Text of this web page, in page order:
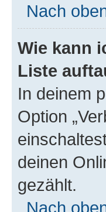
Nach
Wie kann
Liste
In deinem
Option
deinen
gezählt.
Nach